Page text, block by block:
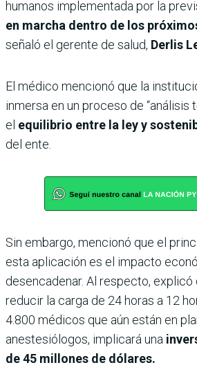
humanos implementada por la
en marcha dentro de los
señaló el gerente de salud, Derlis
El médico mencionó que la
inmersa en un proceso de “análisis
el equilibrio entre la ley y
del ente.
Sin embargo, mencionó que el
esta aplicación es el impacto
desencadenar. Al respecto,
reducir la carga de 24 horas a 12
4.800 médicos que aún están en
anestesiólogos, implicará una
de 45 millones de dólares.